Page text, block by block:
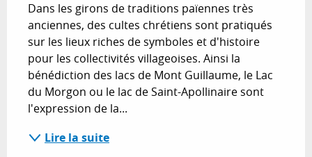
Dans les girons de traditions païennes très
anciennes, des cultes chrétiens sont pratiqués
sur les lieux riches de symboles et d'histoire
pour les collectivités villageoises. Ainsi la
bénédiction des lacs de Mont Guillaume, le Lac
du Morgon ou le lac de Saint-Apollinaire sont
l'expression de la...
Lire la suite